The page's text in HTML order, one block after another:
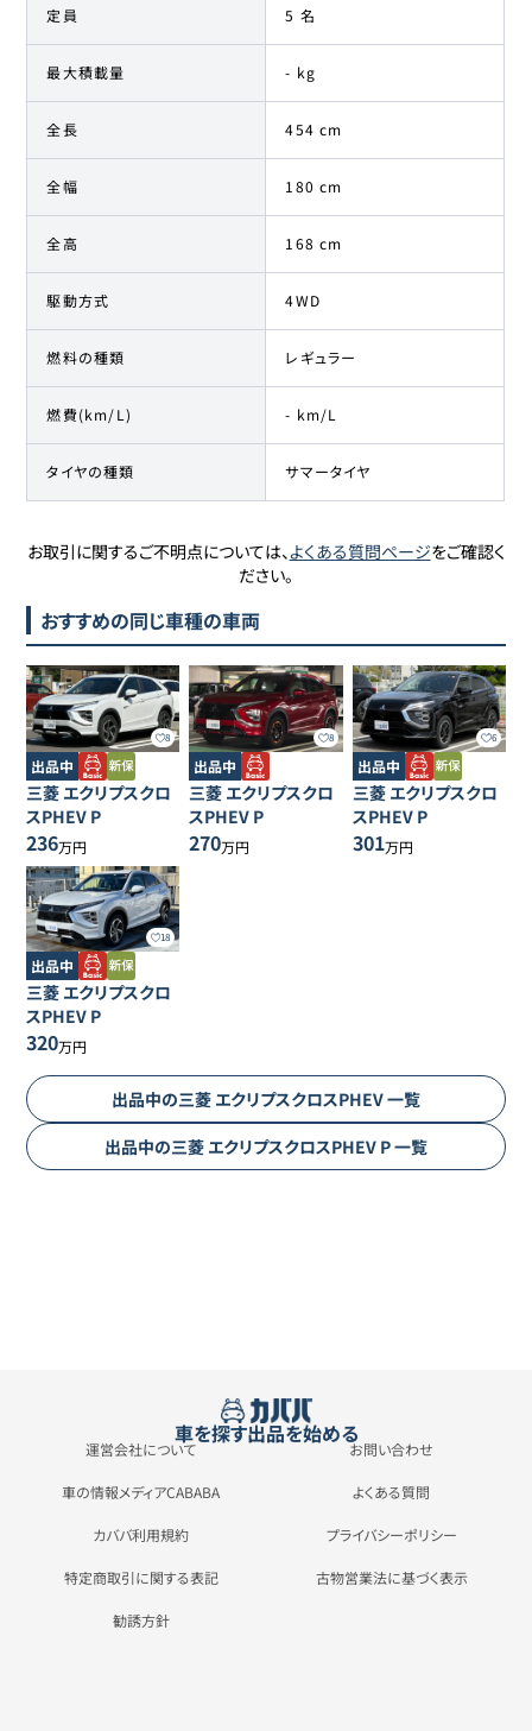
定員 5 名
最大積載量 - kg
全長 454 cm
全幅 180 cm
全高 168 cm
駆動方式 4WD
燃料の種類 レギュラー
燃費(km/L) - km/L
タイヤの種類 サマータイヤ
お取引に関するご不明点については、よくある質問ページをご確認く
ださい。
おすすめの同じ車種の車両
8
出品中
三菱 エクリプスクロ
スPHEV P
236万円
8
出品中
三菱 エクリプスクロ
スPHEV P
270万円
6
出品中
三菱 エクリプスクロ
スPHEV P
301万円
18
出品中
三菱 エクリプスクロ
スPHEV P
320万円
出品中の三菱 エクリプスクロスPHEV一覧
出品中の三菱 エクリプスクロスPHEV P一覧
車を探す出品を始める
運営会社について お問い合わせ
車の情報メディアCABABA よくある質問
カババ利用規約 プライバシーポリシー
特定商取引に関する表記 古物営業法に基づく表示
勧誘方針